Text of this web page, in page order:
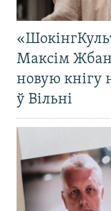
Максім
новую кнігу
ў Вільні